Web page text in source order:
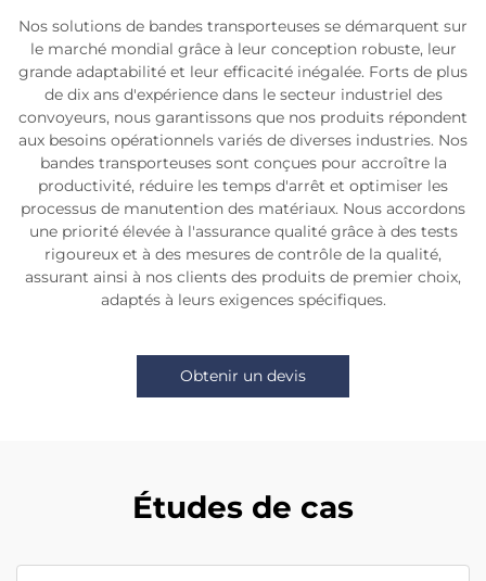
Nos solutions de bandes transporteuses se démarquent sur
le marché mondial grâce à leur conception robuste, leur
grande adaptabilité et leur efficacité inégalée. Forts de plus
de dix ans d'expérience dans le secteur industriel des
convoyeurs, nous garantissons que nos produits répondent
aux besoins opérationnels variés de diverses industries. Nos
bandes transporteuses sont conçues pour accroître la
productivité, réduire les temps d'arrêt et optimiser les
processus de manutention des matériaux. Nous accordons
une priorité élevée à l'assurance qualité grâce à des tests
rigoureux et à des mesures de contrôle de la qualité,
assurant ainsi à nos clients des produits de premier choix,
adaptés à leurs exigences spécifiques.
Obtenir un devis
Études de cas